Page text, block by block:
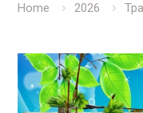
Home 2026